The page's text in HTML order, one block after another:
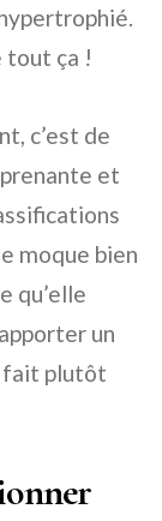
tout ça !
c’est de
et
moque bien
qu’elle
un
fait plutôt